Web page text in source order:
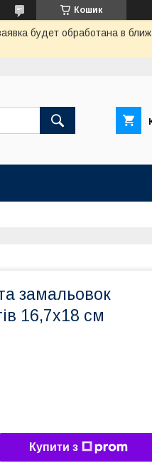
Кошик
будет обработана в
замальовок
16,7х18 см
Купити з